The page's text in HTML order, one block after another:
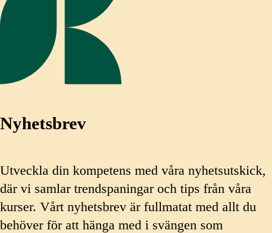
Nyhetsbrev
Utveckla din kompetens med våra nyhetsutskick,
där vi samlar trendspaningar och tips från våra
kurser. Vårt nyhetsbrev är fullmatat med allt du
behöver för att hänga med i svängen som